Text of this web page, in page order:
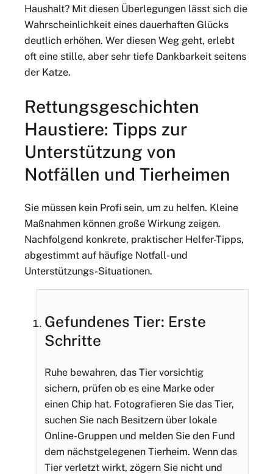
Haushalt? Mit diesen Überlegungen lässt sich die
Wahrscheinlichkeit eines dauerhaften Glücks
deutlich erhöhen. Wer diesen Weg geht, erlebt
oft eine stille, aber sehr tiefe Dankbarkeit seitens
der Katze.
Rettungsgeschichten
Haustiere: Tipps zur
Unterstützung von
Notfällen und Tierheimen
Sie müssen kein Profi sein, um zu helfen. Kleine
Maßnahmen können große Wirkung zeigen.
Nachfolgend konkrete, praktischer Helfer-Tipps,
abgestimmt auf häufige Notfall- und
Unterstützungs-Situationen.
Gefundenes Tier: Erste
Schritte
Ruhe bewahren, das Tier vorsichtig
sichern, prüfen ob es eine Marke oder
einen Chip hat. Fotografieren Sie das Tier,
suchen Sie nach Besitzern über lokale
Online-Gruppen und melden Sie den Fund
dem nächstgelegenen Tierheim. Wenn das
Tier verletzt wirkt, zögern Sie nicht und